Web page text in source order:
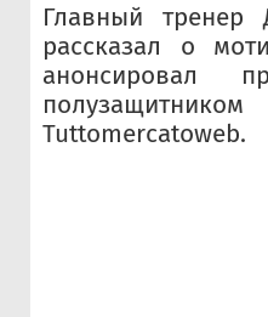
Главный тренер
рассказал о
анонсировал
Tuttomercatoweb.